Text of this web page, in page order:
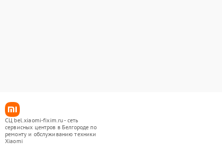
СЦ bel.xiaomi-fixim.ru - сеть
сервисных центров в Белгороде по
ремонту и обслуживанию техники
Xiaomi